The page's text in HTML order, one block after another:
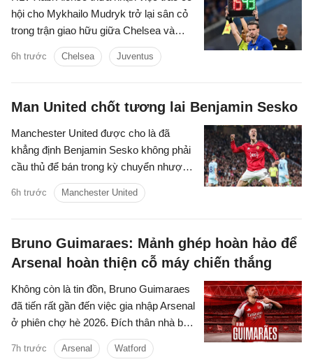
hội cho Mykhailo Mudryk trở lại sân cỏ
trong trận giao hữu giữa Chelsea và
Juventus là một khoảnh khắc đầy cảm
xúc đối với toàn đội.
6h trước Chelsea Juventus
Man United chốt tương lai Benjamin Sesko
Manchester United được cho là đã
khẳng định Benjamin Sesko không phải
cầu thủ để bán trong kỳ chuyển nhượng
mùa hè năm nay, bất chấp sự quan tâm
mạnh mẽ từ Bayern Munich và
6h trước Manchester United
Bruno Guimaraes: Mảnh ghép hoàn hảo để
Arsenal hoàn thiện cỗ máy chiến thắng
Không còn là tin đồn, Bruno Guimaraes
đã tiến rất gần đến việc gia nhập Arsenal
ở phiên chợ hè 2026. Đích thân nhà báo
uy tín David Ornstein đã lên tiếng xác
nhận thương vụ sắp sửa được hoàn tất.
7h trước Arsenal Watford